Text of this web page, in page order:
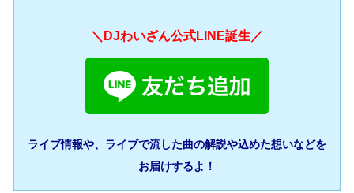
＼DJわいざん公式LINE誕生／
ライブ情報や、ライブで流した曲の解説や込めた想いなどを
お届けするよ！